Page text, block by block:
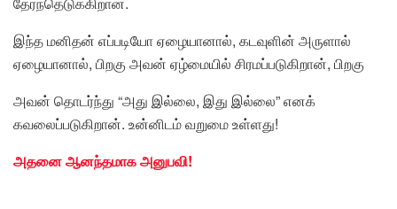
இந்த மனிதன் எப்படியோ ஏழையானால், கடவுளின் அருளால்
ஏழையானால், பிறகு அவன் ஏழ்மையில் சிரமப்படுகிறான், பிறகு
அவன் தொடர்ந்து “அது இல்லை, இது இல்லை” எனக்
கவலைப்படுகிறான். உன்னிடம் வறுமை உள்ளது!
அதனை ஆனந்தமாக அனுபவி!